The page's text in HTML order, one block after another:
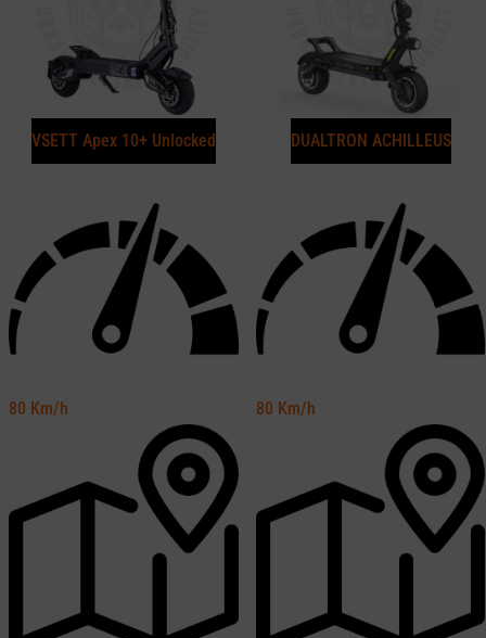
VSETT Apex 10+ Unlocked
80 Km/h
DUALTRON ACHILLEUS
80 Km/h